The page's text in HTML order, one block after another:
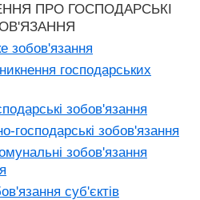
ПРО ГОСПОДАРСЬКІ
зобов'язання
господарських
зобов'язання
господарські зобов'язання
зобов'язання
суб'єктів